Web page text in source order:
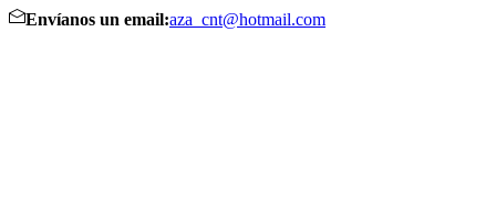
Envíanos un email:aza_cnt@hotmail.com